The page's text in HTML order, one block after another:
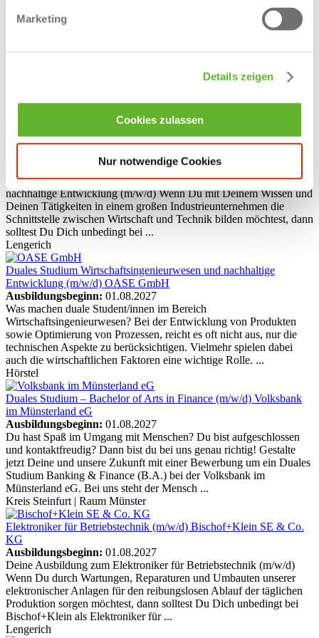
Marketing
Details zeigen
Cookies zulassen
Nur notwendige Cookies
Duales Studium Wirtschaftsinformatik (m/w/d)
Bischof+Klein SE &
Co. KG
Bachelor of Science - Wirtschaftsinformatik und nachhaltige IT
Informatik interessierst, dann ist der Bachelor of Science –
Bewirb Dich jetzt bei ...
Duales Studium Wirtschaftsingenieurwesen (m/w/d)Bischof+Klein
Ausbildungsbeginn:01.08.2027
Bachelor of Engineering – Wirtschaftsingenieurwesen und
nachhaltige Entwicklung (m/w/d) Wenn Du mit Deinem Wissen und
Deinen Tätigkeiten in einem großen Industrieunternehmen die
Schnittstelle zwischen Wirtschaft und Technik bilden möchtest, dann
solltest Du Dich unbedingt bei ...
Lengerich
Duales Studium Wirtschaftsingenieurwesen und nachhaltige
Entwicklung (m/w/d) OASE GmbH
Ausbildungsbeginn: 01.08.2027
Was machen duale Student/innen im Bereich
Wirtschaftsingenieurwesen? Bei der Entwicklung von Produkten
sowie Optimierung von Prozessen, reicht es oft nicht aus, nur die
technischen Aspekte zu berücksichtigen. Vielmehr spielen dabei
auch die wirtschaftlichen Faktoren eine wichtige Rolle. ...
Hörstel
Duales Studium – Bachelor of Arts in Finance (m/w/d) Volksbank
im Münsterland eG
Ausbildungsbeginn: 01.08.2027
Du hast Spaß im Umgang mit Menschen? Du bist aufgeschlossen
und kontaktfreudig? Dann bist du bei uns genau richtig! Gestalte
jetzt Deine und unsere Zukunft mit einer Bewerbung um ein Duales
Studium Banking & Finance (B.A.) bei der Volksbank im
Münsterland eG. Bei uns steht der Mensch ...
Kreis Steinfurt | Raum Münster
Elektroniker für Betriebstechnik (m/w/d) Bischof+Klein SE & Co.
KG
Ausbildungsbeginn: 01.08.2027
Deine Ausbildung zum Elektroniker für Betriebstechnik (m/w/d)
Wenn Du durch Wartungen, Reparaturen und Umbauten unserer
elektronischer Anlagen für den reibungslosen Ablauf der täglichen
Produktion sorgen möchtest, dann solltest Du Dich unbedingt bei
Bischof+Klein als Elektroniker für ...
Lengerich